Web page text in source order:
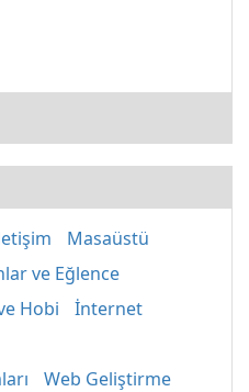
Masaüstü
ve Eğlence
Hobi
İnternet
Web Geliştirme